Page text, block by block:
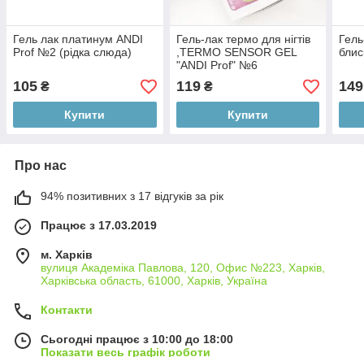
Гель лак платинум ANDI
Prof №2 (рідка слюда)
105 ₴
Купити
Гель-лак термо для нігтів
,TERMO SENSOR GEL
"ANDI Prof" №6
119₴
Купити
149
Про нас
94% позитивних з 17 відгуків за рік
Працює з 17.03.2019
м. Харків
вулиця Академіка Павлова, 120, Офис №223, Харків,
Харківська область, 61000, Харків, Україна
Контакти
Сьогодні працює з 10:00 до 18:00
Показати весь графік роботи